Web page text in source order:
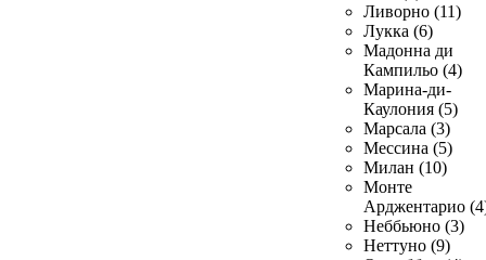
Ливорно (11)
Лукка (6)
Мадонна ди
Кампильо (4)
Марина-ди-
Каулония (5)
Марсала (3)
Мессина (5)
Милан (10)
Монте
Арджентарио
Неббьюно (3)
Неттуно (9)